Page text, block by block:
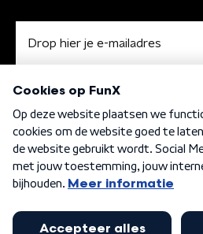
Algemene voorwaarden